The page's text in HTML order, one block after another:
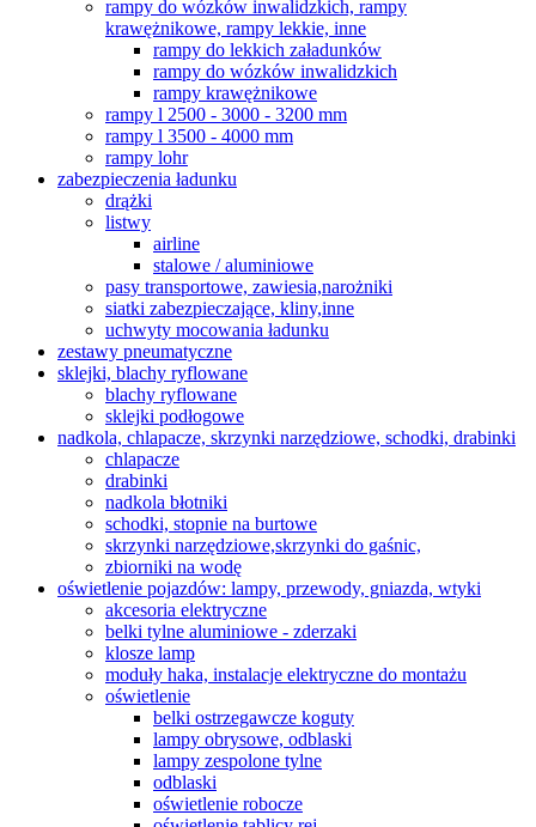
rampy do wózków inwalidzkich, rampy
krawężnikowe, rampy lekkie, inne
rampy do lekkich załadunków
rampy do wózków inwalidzkich
rampy krawężnikowe
rampy l 2500 - 3000 - 3200 mm
rampy l 3500 - 4000 mm
rampy lohr
zabezpieczenia ładunku
drążki
listwy
airline
stalowe / aluminiowe
pasy transportowe, zawiesia,narożniki
siatki zabezpieczające, kliny,inne
uchwyty mocowania ładunku
zestawy pneumatyczne
sklejki, blachy ryflowane
blachy ryflowane
sklejki podłogowe
nadkola, chlapacze, skrzynki narzędziowe, schodki, drabinki
chlapacze
drabinki
nadkola błotniki
schodki, stopnie na burtowe
skrzynki narzędziowe,skrzynki do gaśnic,
zbiorniki na wodę
oświetlenie pojazdów: lampy, przewody, gniazda, wtyki
akcesoria elektryczne
belki tylne aluminiowe - zderzaki
klosze lamp
moduły haka, instalacje elektryczne do montażu
oświetlenie
belki ostrzegawcze koguty
lampy obrysowe, odblaski
lampy zespolone tylne
odblaski
oświetlenie robocze